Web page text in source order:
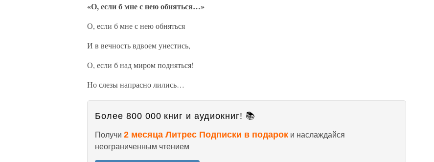
«О, если б мне с нею обняться…»
О, если б мне с нею обняться
И в вечность вдвоем унестись,
О, если б над миром подняться!
Но слезы напрасно лились…
Более 800 000 книг и аудиокниг! 📚
Получи 2 месяца Литрес Подписки в подарок и наслаждайся
неограниченным чтением